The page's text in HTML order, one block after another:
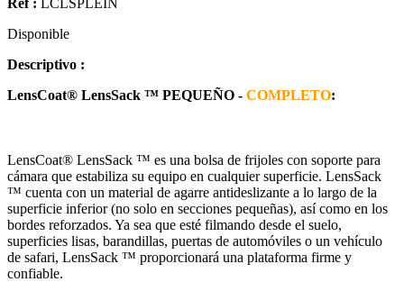
Disponible
Descriptivo :
LensCoat® LensSack ™ PEQUEÑO - COMPLETO:
LensCoat® LensSack ™ es una bolsa de frijoles con soporte para
cámara que estabiliza su equipo en cualquier superficie. LensSack
™ cuenta con un material de agarre antideslizante a lo largo de la
superficie inferior (no solo en secciones pequeñas), así como en los
bordes reforzados. Ya sea que esté filmando desde el suelo,
superficies lisas, barandillas, puertas de automóviles o un vehículo
de safari, LensSack ™ proporcionará una plataforma firme y
confiable.